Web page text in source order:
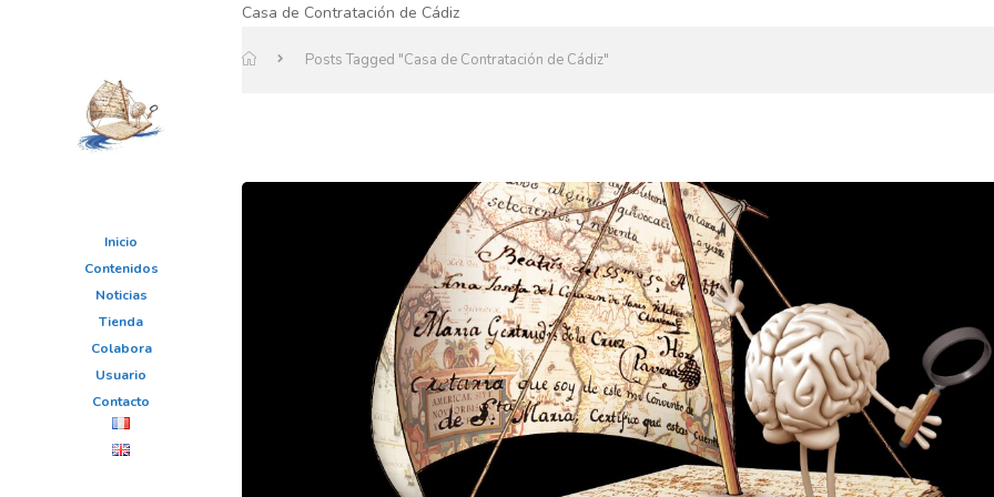
Inicio
Contenidos
Noticias
Tienda
Colabora
Usuario
Contacto
Casa de Contratación de Cádiz
Posts Tagged "Casa de Contratación de Cádiz"